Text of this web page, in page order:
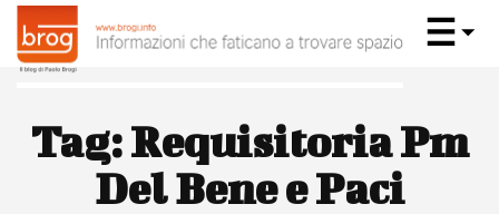
Tag:Requisitoria Pm
Del Bene e Paci